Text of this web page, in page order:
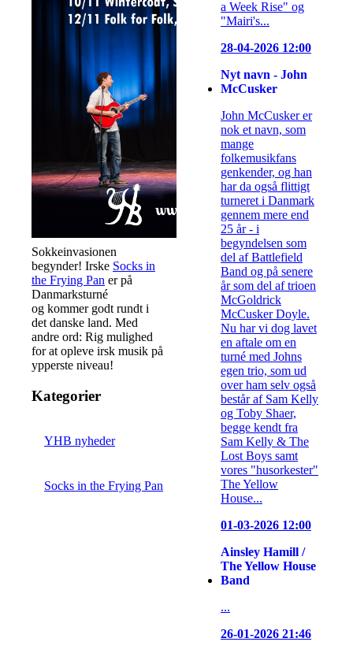
Sokkeinvasionen
begynder! Irske Socks in
the Frying Pan er på
Danmarksturné
og kommer godt rundt i
det danske land. Med
andre ord: Rig mulighed
for at opleve irsk musik på
ypperste niveau!
Kategorier
YHB nyheder
Socks in the Frying Pan
a Week Rise" og
"Mairi's...
28-04-2026 12:00
Nyt navn - John
McCusker
John McCusker er
nok et navn, som
mange
folkemusikfans
genkender, og han
har da også flittigt
turneret i Danmark
gennem mere end
25 år - i
begyndelsen som
del af Battlefield
Band og på senere
år som del af trioen
McGoldrick
McCusker Doyle.
Nu har vi dog lavet
en aftale om en
turné med Johns
egen trio, som ud
over ham selv også
består af Sam Kelly
og Toby Shaer,
begge kendt fra
Sam Kelly & The
Lost Boys samt
vores "husorkester"
The Yellow
House...
01-03-2026 12:00
Ainsley Hamill /
The Yellow House
Band
...
26-01-2026 21:46